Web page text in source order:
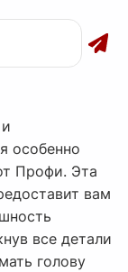
особенно
Профи. Эта
вам
все детали
голову